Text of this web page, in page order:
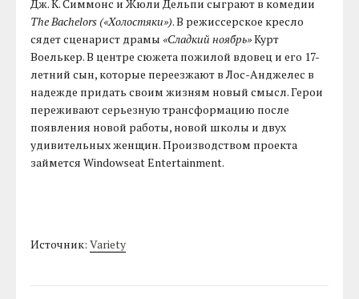
Дж. К. Симмонс и Жюли Дельпи сыграют в комедии
The Bachelors («Холостяки»). В режиссерское кресло
сядет сценарист драмы«Сладкий ноябрь»Курт
Воелькер. В центре сюжета пожилой вдовец и его 17-
летний сын, которые переезжают в Лос-Анджелес в
надежде придать своим жизням новый смысл. Герои
переживают серьезную трансформацию после
появления новой работы, новой школы и двух
удивительных женщин. Производством проекта
займется Windowseat Entertainment.
Источник:Variety